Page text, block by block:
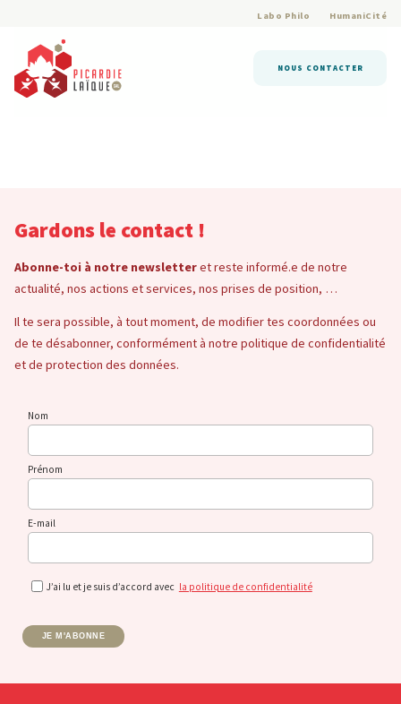
Labo Philo HumaniCité
NOUS CONTACTER
Gardons le contact !
Abonne-toi à notre newsletteret reste informé.e de notre
actualité, nos actions et services, nos prises de position, …
Il te sera possible, à tout moment, de modifier tes coordonnées ou
de te désabonner, conformément à notre politique de confidentialité
et de protection des données.
Nom
Prénom
E-mail
J’ai lu et je suis d’accord avec la politique de confidentialité
JE M'ABONNE